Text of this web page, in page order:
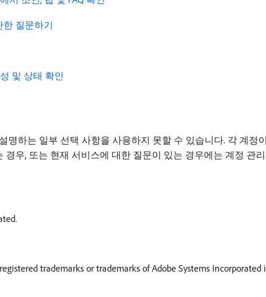
한 질문하기
및 상태 확인
명하는 일부 선택 사항을 사용하지 못할 수 있습니다. 각 계
우, 또는 현재 서비스에 대한 질문이 있는 경우에는 계정 관
trademarks or trademarks of Adobe Systems